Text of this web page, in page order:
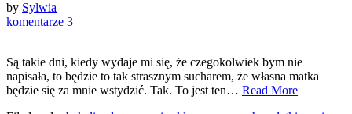
by Sylwia
komentarze 3
Są takie dni, kiedy wydaje mi się, że czegokolwiek bym nie
napisała, to będzie to tak strasznym sucharem, że własna matka
będzie się za mnie wstydzić. Tak. To jest ten… Read More